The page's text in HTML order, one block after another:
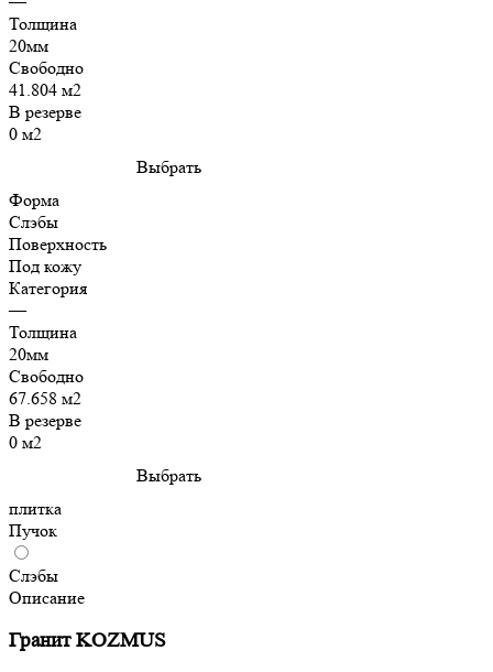
Толщина
20мм
Свободно
41.804 м2
В резерве
0 м2
Выбрать
Форма
Слэбы
Поверхность
Под кожу
Категория
—
Толщина
20мм
Свободно
67.658 м2
В резерве
0 м2
Выбрать
плитка
Пучок
Слэбы
Описание
Гранит KOZMUS